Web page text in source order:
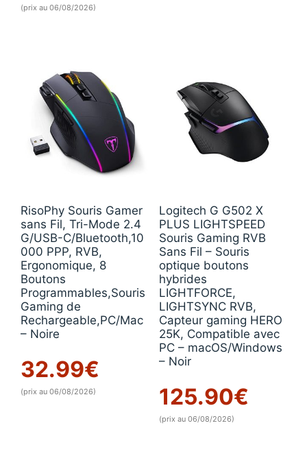
(prix au 06/08/2026)
RisoPhy Souris Gamer
sans Fil, Tri-Mode 2.4
G/USB-C/Bluetooth,10
000 PPP, RVB,
Ergonomique, 8
Boutons
Programmables,Souris
Gaming de
Rechargeable,PC/Mac
– Noire
32.99€
(prix au 06/08/2026)
Logitech G G502 X
PLUS LIGHTSPEED
Souris Gaming RVB
Sans Fil – Souris
optique boutons
hybrides
LIGHTFORCE,
LIGHTSYNC RVB,
Capteur gaming HERO
25K, Compatible avec
PC – macOS/Windows
– Noir
125.90€
(prix au 06/08/2026)